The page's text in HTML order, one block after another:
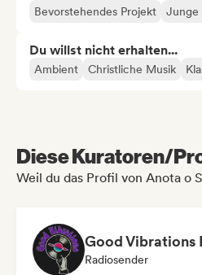
Bevorstehendes Projekt
Junge
Du willst nicht erhalten...
Ambient Christliche Musik
Diese Kuratoren/
Weil du das Profil von Anota o
Good Vibrations
Radiosender